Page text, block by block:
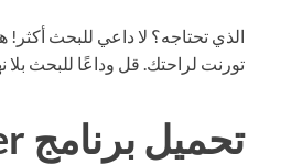
الذي تحتاجه؟ لا داعي للبحث
تورنت لراحتك. قل وداعًا للبحث
تحميل برنامج DP Animation Maker تورنت